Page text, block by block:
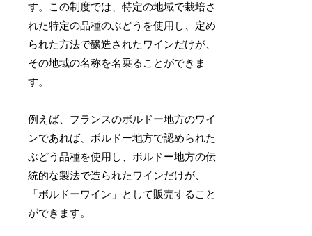
す。この制度では、特定の地域で栽培さ
れた特定の品種のぶどうを使用し、定め
られた方法で醸造されたワインだけが、
その地域の名称を名乗ることができま
す。
例えば、フランスのボルドー地方のワイ
ンであれば、ボルドー地方で認められた
ぶどう品種を使用し、ボルドー地方の伝
統的な製法で造られたワインだけが、
「ボルドーワイン」として販売すること
ができます。